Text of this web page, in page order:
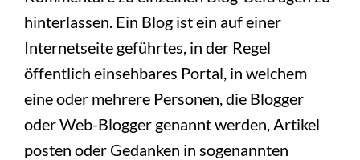
hinterlassen. Ein Blog ist ein auf einer
Internetseite geführtes, in der Regel
öffentlich einsehbares Portal, in welchem
eine oder mehrere Personen, die Blogger
oder Web-Blogger genannt werden, Artikel
posten oder Gedanken in sogenannten